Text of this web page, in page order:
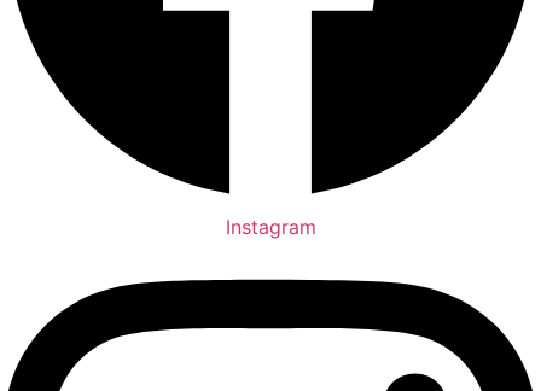
Instagram